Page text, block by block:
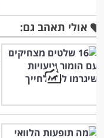
אולי תאהב גם: